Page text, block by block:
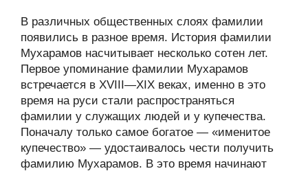
В различных общественных слоях фамилии
появились в разное время. История фамилии
Мухарамов насчитывает несколько сотен лет.
Первое упоминание фамилии Мухарамов
встречается в XVIII—XIX веках, именно в это
время на руси стали распространяться
фамилии у служащих людей и у купечества.
Поначалу только самое богатое — «именитое
купечество» — удостаивалось чести получить
фамилию Мухарамов. В это время начинают